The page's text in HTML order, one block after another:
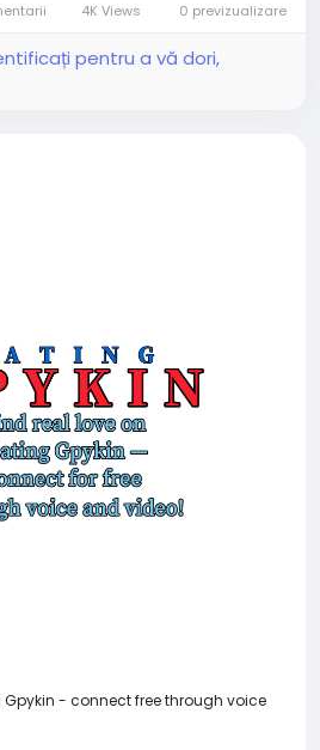
4K Views 0 previzualizare
pentru a vă dori,
Gpykin - connect free through voice